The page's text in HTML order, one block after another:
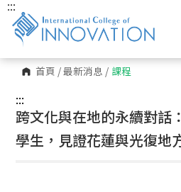
首頁 /最新消息 / 課程
:::
:::
跨文化與在地的永續對話
學生，見證花蓮與光復地